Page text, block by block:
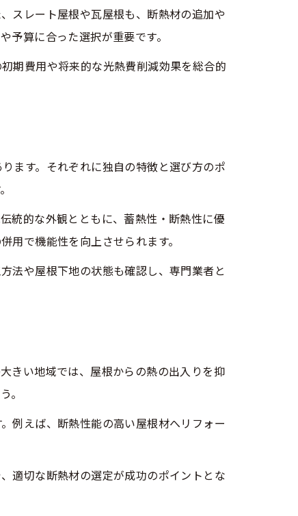
スレート屋根や瓦屋根も、断熱材の追加や
算に合った選択が重要です。
期費用や将来的な光熱費削減効果を総合的
ます。それぞれに独自の特徴と選び方のポ
統的な外観とともに、蓄熱性・断熱性に優
で機能性を向上させられます。
法や屋根下地の状態も確認し、専門業者と
きい地域では、屋根からの熱の出入りを抑
。
例えば、断熱性能の高い屋根材へリフォー
適切な断熱材の選定が成功のポイントとな